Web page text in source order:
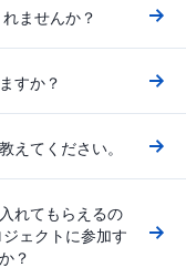
ませんか？
すか？
えてください。
れてもらえるの
ェクトに参加す
？